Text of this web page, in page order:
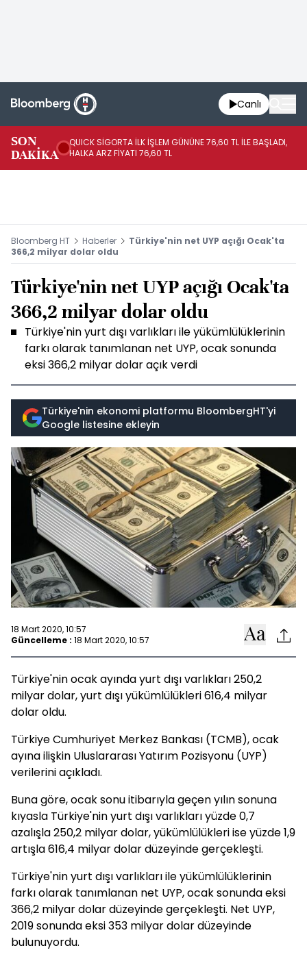
Canlı
SON
DAKİKA
QUICK SİGORTA İLK İŞLEM GÜNÜNE 76,60 TL İLE BAŞLADI,
HALKA ARZ FİYATI 76,60 TL
Bloomberg HT Haberler
Türkiye'nin net UYP açığı Ocak'ta
366,2 milyar dolar oldu
Türkiye'nin net UYP açığı Ocak'ta
366,2 milyar dolar oldu
Türkiye'nin yurt dışı varlıkları ile yükümlülüklerinin
farkı olarak tanımlanan net UYP, ocak sonunda
eksi 366,2 milyar dolar açık verdi
Türkiye'nin ekonomi platformu BloombergHT'yi
Google listesine ekleyin
18 Mart 2020, 10:57
Güncelleme : 18 Mart 2020, 10:57
Türkiye'nin ocak ayında yurt dışı varlıkları 250,2
milyar dolar, yurt dışı yükümlülükleri 616,4 milyar
dolar oldu.
Türkiye Cumhuriyet Merkez Bankası (TCMB), ocak
ayına ilişkin Uluslararası Yatırım Pozisyonu (UYP)
verilerini açıkladı.
Buna göre, ocak sonu itibarıyla geçen yılın sonuna
kıyasla Türkiye'nin yurt dışı varlıkları yüzde 0,7
azalışla 250,2 milyar dolar, yükümlülükleri ise yüzde 1,9
artışla 616,4 milyar dolar düzeyinde gerçekleşti.
Türkiye'nin yurt dışı varlıkları ile yükümlülüklerinin
farkı olarak tanımlanan net UYP, ocak sonunda eksi
366,2 milyar dolar düzeyinde gerçekleşti. Net UYP,
2019 sonunda eksi 353 milyar dolar düzeyinde
bulunuyordu.